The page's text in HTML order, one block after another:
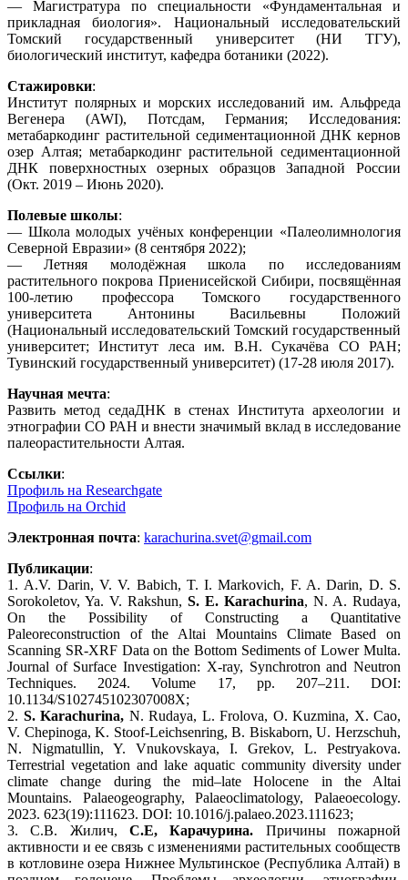
— Магистратура по специальности «Фундаментальная и
прикладная биология». Национальный исследовательский
Томский государственный университет (НИ ТГУ),
биологический институт, кафедра ботаники (2022).
Стажировки:
Институт полярных и морских исследований им. Альфреда
Вегенера (AWI), Потсдам, Германия; Исследования:
метабаркодинг растительной седиментационной ДНК кернов
озер Алтая; метабаркодинг растительной седиментационной
ДНК поверхностных озерных образцов Западной России
(Окт. 2019 – Июнь 2020).
Полевые школы:
— Школа молодых учёных конференции «Палеолимнология
Северной Евразии» (8 сентября 2022);
— Летняя молодёжная школа по исследованиям
растительного покрова Приенисейской Сибири, посвящённая
100-летию профессора Томского государственного
университета Антонины Васильевны Положий
(Национальный исследовательский Томский государственный
университет; Институт леса им. В.Н. Сукачёва СО РАН;
Тувинский государственный университет) (17-28 июля 2017).
Научная мечта:
Развить метод седаДНК в стенах Института археологии и
этнографии СО РАН и внести значимый вклад в исследование
палеорастительности Алтая.
Ссылки:
Профиль на Researchgate
Профиль на Orchid
Электронная почта: karachurina.svet@gmail.com
Публикации:
1. A.V. Darin, V. V. Babich, T. I. Markovich, F. A. Darin, D. S.
Sorokoletov, Ya. V. Rakshun, S. E. Karachurina, N. A. Rudaya,
On the Possibility of Constructing a Quantitative
Paleoreconstruction of the Altai Mountains Climate Based on
Scanning SR-XRF Data on the Bottom Sediments of Lower Multa.
Journal of Surface Investigation: X-ray, Synchrotron and Neutron
Techniques. 2024. Volume 17, pp. 207–211. DOI:
10.1134/S102745102307008X;
2. S. Karachurina, N. Rudaya, L. Frolova, O. Kuzmina, X. Cao,
V. Chepinoga, K. Stoof-Leichsenring, B. Biskaborn, U. Herzschuh,
N. Nigmatullin, Y. Vnukovskaya, I. Grekov, L. Pestryakova.
Terrestrial vegetation and lake aquatic community diversity under
climate change during the mid–late Holocene in the Altai
Mountains. Palaeogeography, Palaeoclimatology, Palaeoecology.
2023. 623(19):111623. DOI: 10.1016/j.palaeo.2023.111623;
3. С.В. Жилич, С.Е, Карачурина. Причины пожарной
активности и ее связь с изменениями растительных сообществ
в котловине озера Нижнее Мультинское (Республика Алтай) в